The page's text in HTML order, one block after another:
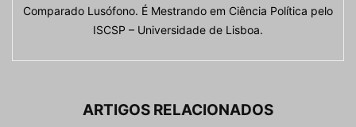
Comparado Lusófono. É Mestrando em Ciência Política pelo
ISCSP – Universidade de Lisboa.
ARTIGOS RELACIONADOS